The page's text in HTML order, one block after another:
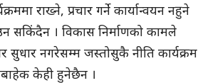
राख्ने, प्रचार गर्ने कार्यान्वयन नहुने
सकिंदैन । विकास निर्माणको कामले
सुधार नगरेसम्म जस्तोसुकै नीति कार्यक्रम
केही हुनेछैन ।